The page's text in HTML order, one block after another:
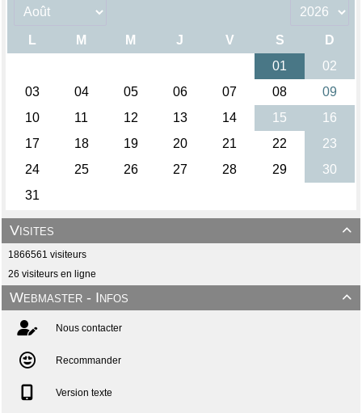

Visites
1866561 visiteurs
26 visiteurs en ligne

Webmaster - Infos
Nous contacter
Recommander
Version texte